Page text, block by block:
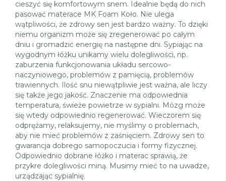
cieszyć się komfortowym snem. Idealnie będą do nich
pasować materace MK Foam Koło. Nie ulega
wątpliwości, że zdrowy sen jest bardzo ważny. To dzięki
niemu organizm może się zregenerować po całym
dniu i gromadzić energię na następne dni. Sypiając na
wygodnym łóżku unikamy wielu dolegliwości, np.
zaburzenia funkcjonowania układu sercowo-
naczyniowego, problemów z pamięcią, problemów
trawiennych. Ilość snu niewątpliwie jest ważna, ale liczy
się także jego jakość. Znaczenie ma odpowiednia
temperatura, świeże powietrze w sypialni. Mózg może
się wtedy odpowiednio regenerować. Wieczorem się
odprężamy, relaksujemy, nie myślimy o problemach,
aby nie mieć problemów z zaśnięciem. Zdrowy sen to
gwarancja dobrego samopoczucia i formy fizycznej.
Odpowiednio dobrane łóżko i materac sprawią, że
przykre dolegliwości miną. Musimy mieć to na uwadze,
urządzając sypialnię.